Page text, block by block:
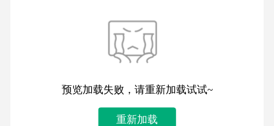
预览加载失败，请重新加载试试~
重新加载